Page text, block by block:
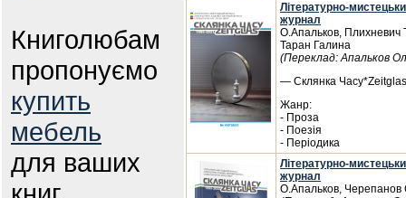
Книголюбам
пропонуємо
купить
мебель
для ваших
Літературно-
журнал
О.Апальков, Плихневич
Таран Галина
(Переклад: Апальков
— Склянка
Жанр:
- Проза
- Поезія
- Періодика
Літературно-
журнал
О.Апальков, Черепанов